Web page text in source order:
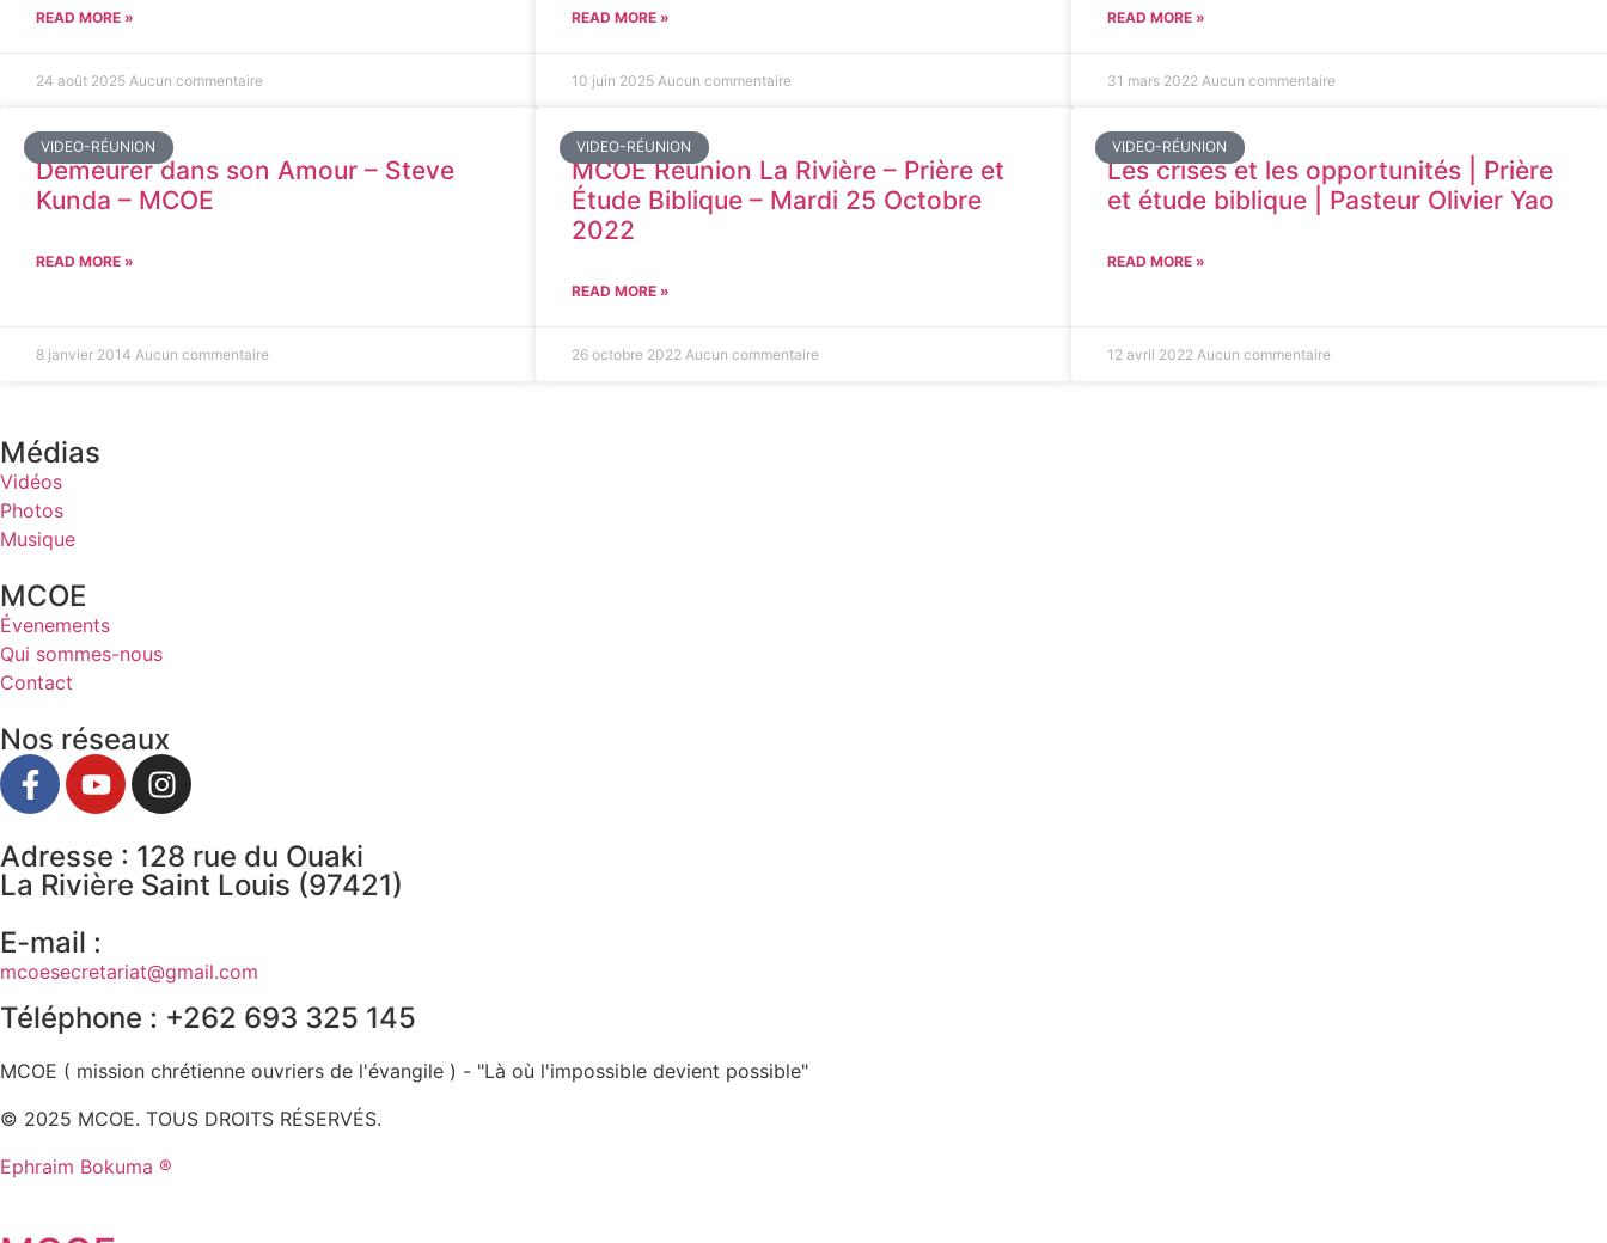
READ MORE »
24 août 2025 Aucun commentaire
READ MORE »
10 juin 2025 Aucun commentaire
READ MORE »
31 mars 2022 Aucun commentaire
VIDEO-RÉUNION
Demeurer dans son Amour – Steve
Kunda – MCOE
READ MORE »
8 janvier 2014 Aucun commentaire
VIDEO-RÉUNION
MCOE Réunion La Rivière – Prière et
Étude Biblique – Mardi 25 Octobre
2022
READ MORE »
26 octobre 2022 Aucun commentaire
VIDEO-RÉUNION
Les crises et les opportunités | Prière
et étude biblique | Pasteur Olivier Yao
READ MORE »
12 avril 2022 Aucun commentaire
Médias
Vidéos
Photos
Musique
MCOE
Évenements
Qui sommes-nous
Contact
Nos réseaux
Adresse : 128 rue du Ouaki
La Rivière Saint Louis (97421)
E-mail :
mcoesecretariat@gmail.com
Téléphone : +262 693 325 145
MCOE ( mission chrétienne ouvriers de l'évangile ) - "Là où l'impossible devient possible"
© 2025 MCOE. TOUS DROITS RÉSERVÉS.
Ephraim Bokuma ®